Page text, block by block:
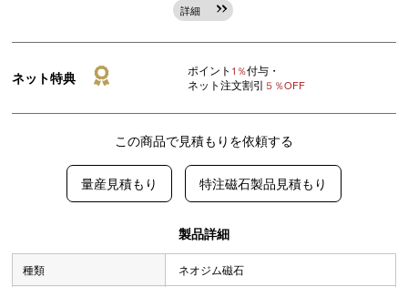
詳細
ネット特典 ポイント 1％付与・
ネット注文割引 ５％OFF
この商品で見積もりを依頼する
量産見積もり 特注磁石製品見積もり
製品詳細
種類 ネオジム磁石